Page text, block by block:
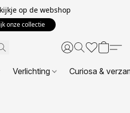
op de webshop
onze collectie
Verlichting Curiosa &